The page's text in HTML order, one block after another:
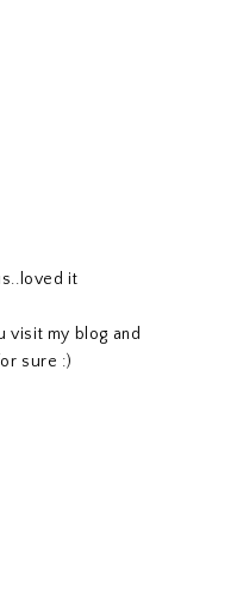
it
visit my blog and
sure :)